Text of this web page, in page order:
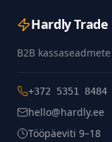
Hardly Trade
B2B
+372 5351 8484
hello@hardly.ee
Tööpäeviti 9–18